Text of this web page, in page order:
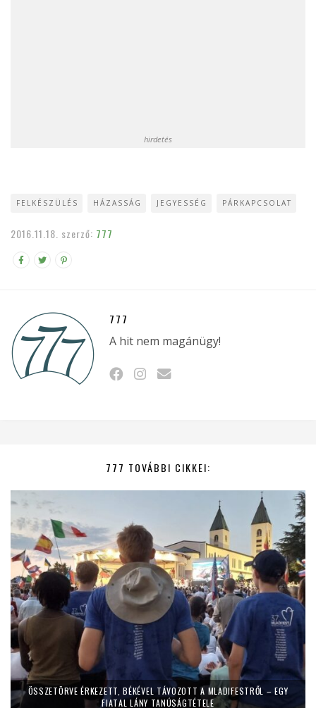
hirdetés
FELKÉSZÜLÉS HÁZASSÁG JEGYESSÉG PÁRKAPCSOLAT
2016.11.18. szerző: 777
777
A hit nem magánügy!
777 TOVÁBBI CIKKEI:
ÖSSZETÖRVE ÉRKEZETT, BÉKÉVEL TÁVOZOTT A MLADIFESTRŐL – EGY
FIATAL LÁNY TANÚSÁGTÉTELE